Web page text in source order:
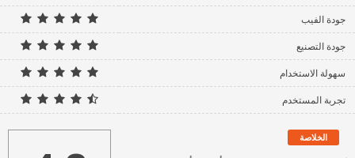
جودة الفيب
جودة التصنيع
سهولة الاستخدام
تجربة المستخدم
الخلاصة